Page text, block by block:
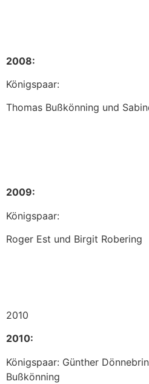
2008:
Königspaar:
Thomas Bußkönning und
2009:
Königspaar:
Roger Est und Birgit Robering
2010
2010:
Königspaar: Günther
Bußkönning